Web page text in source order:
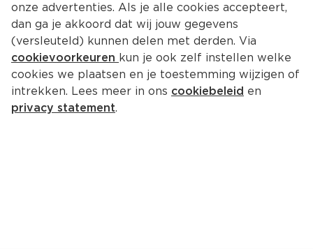
PLUS Brandnetelkaas 50+
plakken
onze advertenties. Als je alle cookies accepteert,
dan ga je akkoord dat wij jouw gegevens
(versleuteld) kunnen delen met derden. Via
cookievoorkeuren kun je ook zelf instellen welke
cookies we plaatsen en je toestemming wijzigen of
intrekken. Lees meer in ons cookiebeleid en
privacy statement.